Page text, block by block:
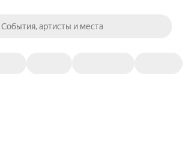
События, артисты и места